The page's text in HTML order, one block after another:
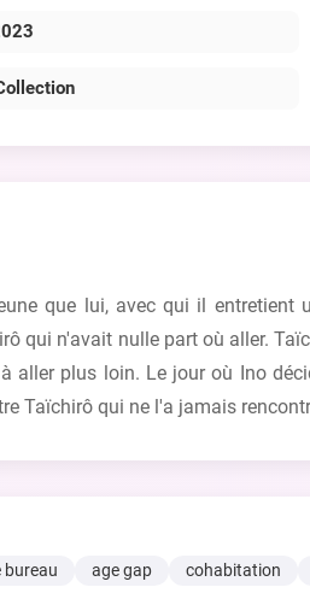
que lui, avec qui il entretient
qui n'avait nulle part où aller.
plus loin. Le jour où Ino
Taïchirô qui ne l'a jamais
bureau age gap cohabitation